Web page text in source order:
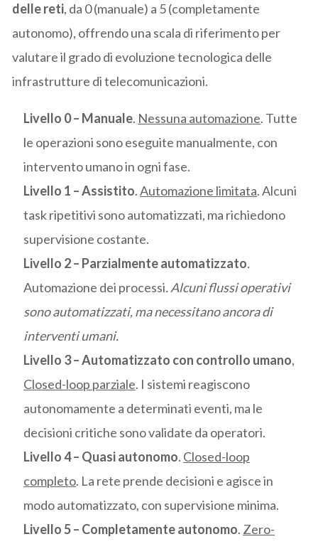
delle reti, da 0 (manuale) a 5 (completamente
autonomo), offrendo una scala di riferimento per
valutare il grado di evoluzione tecnologica delle
infrastrutture di telecomunicazioni.
Livello 0 – Manuale. Nessuna automazione. Tutte
le operazioni sono eseguite manualmente, con
intervento umano in ogni fase.
Livello 1 – Assistito.Automazione limitata. Alcuni
task ripetitivi sono automatizzati, ma richiedono
supervisione costante.
Livello 2 – Parzialmente automatizzato.
Automazione dei processi. Alcuni flussi operativi
sono automatizzati, ma necessitano ancora di
interventi umani.
Livello 3 – Automatizzato con controllo umano,
Closed-loop parziale. I sistemi reagiscono
autonomamente a determinati eventi, ma le
decisioni critiche sono validate da operatori.
Livello 4 – Quasi autonomo. Closed-loop
completo. La rete prende decisioni e agisce in
modo automatizzato, con supervisione minima.
Livello 5 – Completamente autonomo. Zero-